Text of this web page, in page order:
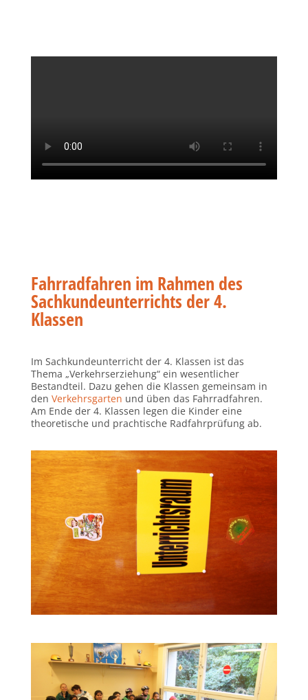
Fahrradfahren im Rahmen des
Sachkundeunterrichts der 4.
Klassen
Im Sachkundeunterricht der 4. Klassen ist das
Thema „Verkehrserziehung“ ein wesentlicher
Bestandteil. Dazu gehen die Klassen gemeinsam in
den Verkehrsgarten und üben das Fahrradfahren.
Am Ende der 4. Klassen legen die Kinder eine
theoretische und prachtische Radfahrprüfung ab.